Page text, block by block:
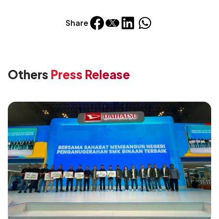
Share
Others Press Release